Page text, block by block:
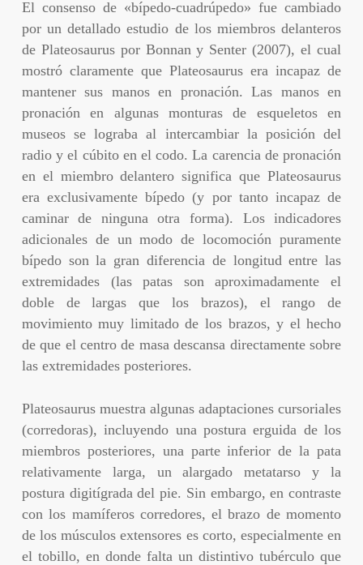
El consenso de «bípedo-cuadrúpedo» fue cambiado
por un detallado estudio de los miembros delanteros
de Plateosaurus por Bonnan y Senter (2007), el cual
mostró claramente que Plateosaurus era incapaz de
mantener sus manos en pronación. Las manos en
pronación en algunas monturas de esqueletos en
museos se lograba al intercambiar la posición del
radio y el cúbito en el codo. La carencia de pronación
en el miembro delantero significa que Plateosaurus
era exclusivamente bípedo (y por tanto incapaz de
caminar de ninguna otra forma). Los indicadores
adicionales de un modo de locomoción puramente
bípedo son la gran diferencia de longitud entre las
extremidades (las patas son aproximadamente el
doble de largas que los brazos), el rango de
movimiento muy limitado de los brazos, y el hecho
de que el centro de masa descansa directamente sobre
las extremidades posteriores.
Plateosaurus muestra algunas adaptaciones cursoriales
(corredoras), incluyendo una postura erguida de los
miembros posteriores, una parte inferior de la pata
relativamente larga, un alargado metatarso y la
postura digitígrada del pie. Sin embargo, en contraste
con los mamíferos corredores, el brazo de momento
de los músculos extensores es corto, especialmente en
el tobillo, en donde falta un distintivo tubérculo que